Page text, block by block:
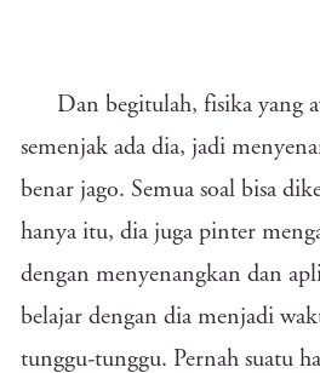
Dan begitulah, fisika yang
semenjak ada dia, jadi
benar jago. Semua soal bisa
hanya itu, dia juga pinter
dengan menyenangkan dan
belajar dengan dia menjadi
tunggu-tunggu. Pernah suatu